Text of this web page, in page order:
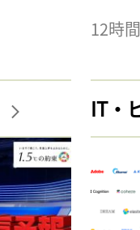
12時
IT・